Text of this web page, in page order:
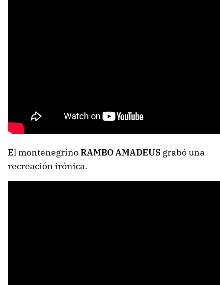
El montenegrinoRAMBO AMADEUS grabó una
recreación irónica.